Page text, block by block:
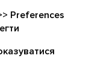
Preferences